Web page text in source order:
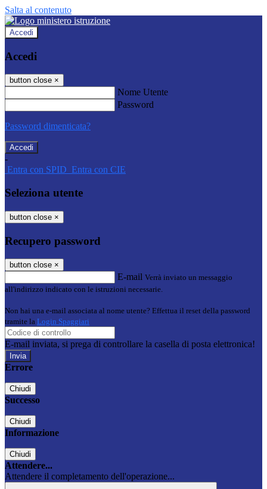
Salta al contenuto
Accedi
Accedi
button close ×
Nome Utente
Password
Password dimenticata?
-
Entra con SPID Entra con CIE
Seleziona utente
button close ×
Recupero password
button close ×
E-mail Verrà inviato un messaggio
all'indirizzo indicato con le istruzioni necessarie.
Non hai una e-mail associata al nome utente? Effettua il reset della password
tramite la Login Spaggiari
E-mail inviata, si prega di controllare la casella di posta elettronica!
Errore
Chiudi
Successo
Chiudi
Informazione
Chiudi
Attendere...
Attendere il completamento dell'operazione...